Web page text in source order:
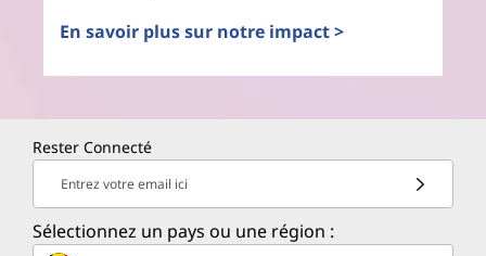
En savoir plus sur notre impact >
Rester Connecté
Entrez votre email ici
Sélectionnez un pays ou une région :